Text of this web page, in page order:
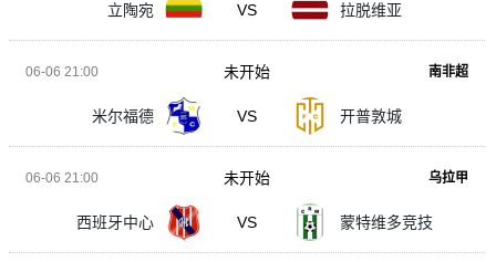
立陶宛 VS 拉脱维亚
06-06 21:00 南非超
米尔福德 VS 开普敦城
未开始
06-06 21:00 乌拉甲
西班牙中心 VS 蒙特维多竞技
未开始